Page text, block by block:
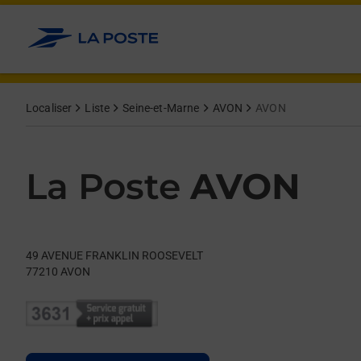
Allez au contenu
Localiser Liste Seine-et-Marne AVON AVON
La Poste AVON
49 AVENUE FRANKLIN ROOSEVELT
77210 AVON
Day of the WeekHours
Get directions to La Poste at 49 AVENUE FRANKLIN
lien s'ouvre dans un nouvel onglet